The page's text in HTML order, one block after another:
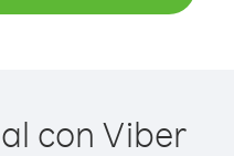
con Viber